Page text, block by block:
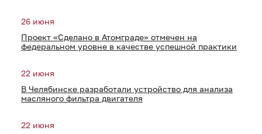
26 июня
Проект «Сделано в Атомграде» отмечен на
федеральном уровне в качестве успешной практики
22 июня
В Челябинске разработали устройство для анализа
масляного фильтра двигателя
22 июня